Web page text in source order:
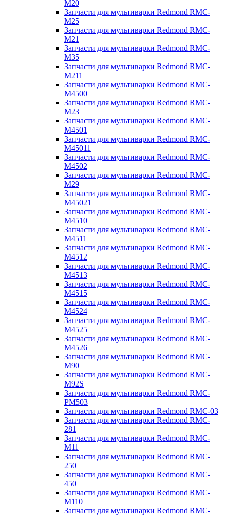
M20
Запчасти для мультиварки Redmond RMC-
M25
Запчасти для мультиварки Redmond RMC-
M21
Запчасти для мультиварки Redmond RMC-
M35
Запчасти для мультиварки Redmond RMC-
M211
Запчасти для мультиварки Redmond RMC-
M4500
Запчасти для мультиварки Redmond RMC-
M23
Запчасти для мультиварки Redmond RMC-
M4501
Запчасти для мультиварки Redmond RMC-
M45011
Запчасти для мультиварки Redmond RMC-
M4502
Запчасти для мультиварки Redmond RMC-
M29
Запчасти для мультиварки Redmond RMC-
M45021
Запчасти для мультиварки Redmond RMC-
M4510
Запчасти для мультиварки Redmond RMC-
M4511
Запчасти для мультиварки Redmond RMC-
M4512
Запчасти для мультиварки Redmond RMC-
M4513
Запчасти для мультиварки Redmond RMC-
M4515
Запчасти для мультиварки Redmond RMC-
M4524
Запчасти для мультиварки Redmond RMC-
M4525
Запчасти для мультиварки Redmond RMC-
M4526
Запчасти для мультиварки Redmond RMC-
M90
Запчасти для мультиварки Redmond RMC-
M92S
Запчасти для мультиварки Redmond RMC-
PM503
Запчасти для мультиварки Redmond RMC-03
Запчасти для мультиварки Redmond RMC-
281
Запчасти для мультиварки Redmond RMC-
M11
Запчасти для мультиварки Redmond RMC-
250
Запчасти для мультиварки Redmond RMC-
450
Запчасти для мультиварки Redmond RMC-
M110
Запчасти для мультиварки Redmond RMC-